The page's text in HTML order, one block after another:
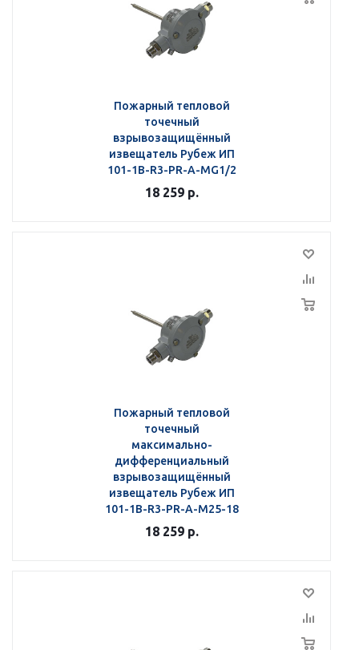
Пожарный тепловой
точечный
взрывозащищённый
извещатель Рубеж ИП
101-1В-R3-РR-А-МG1/2
18 259 р.
Пожарный тепловой
точечный
максимально-
дифференциальный
взрывозащищённый
извещатель Рубеж ИП
101-1В-R3-РR-А-М25-18
18 259 р.